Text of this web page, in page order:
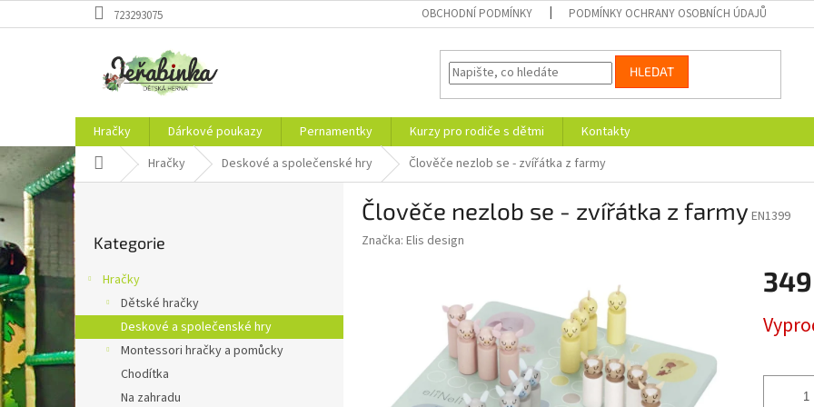
na
723293075 OBCHODNÍ PODMÍNKY PODMÍNKY OCHRANY OSOBNÍCH ÚDAJŮ
HLEDAT
Hračky Dárkové poukazy Pernamentky Kurzy pro rodiče s dětmi
Kontakty
Domů Hračky Deskové a společenské hry Člověče nezlob se - zvířátka z farmy
P
o
r
a
n
n
í
p
a
kategorie
Kategorie
Hračky
Dětské hračky
Deskové a společenské hry
Montessori hračky a pomůcky
Chodítka
Na zahradu
Člověče nezlob se - zvířátka z farmy EN1399
Značka: Elis design
cena: